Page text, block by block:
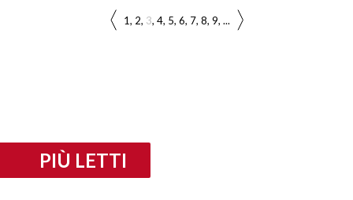
1 2 3 4 5 6 7 8 9 ...
PIÙ LETTI